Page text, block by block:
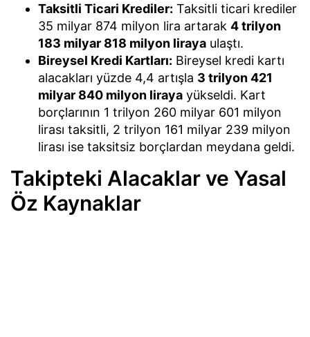
Taksitli Ticari Krediler: Taksitli ticari krediler
35 milyar 874 milyon lira artarak 4 trilyon
183 milyar 818 milyon liraya ulaştı.
Bireysel Kredi Kartları: Bireysel kredi kartı
alacakları yüzde 4,4 artışla 3 trilyon 421
milyar 840 milyon liraya yükseldi. Kart
borçlarının 1 trilyon 260 milyar 601 milyon
lirası taksitli, 2 trilyon 161 milyar 239 milyon
lirası ise taksitsiz borçlardan meydana geldi.
Takipteki Alacaklar ve Yasal
Öz Kaynaklar